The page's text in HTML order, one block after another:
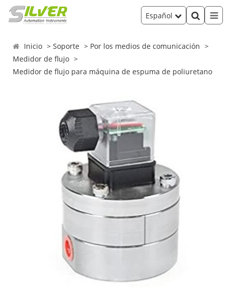
Español
Inicio Soporte
Por los medios de comunicación
Medidor de flujo
Medidor de flujo para máquina de espuma de poliuretano